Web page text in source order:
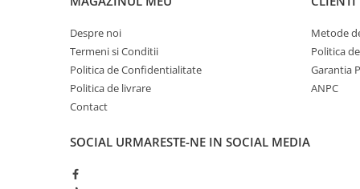
Despre noi
Termeni si Conditii
Politica de Confidentialitate
Politica de livrare
Contact
Metode
Politica
Garantia
ANPC
SOCIAL URMARESTE-NE IN SOCIAL MEDIA